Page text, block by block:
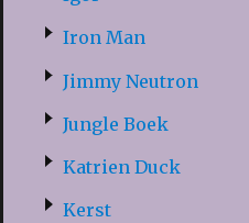
Iron Man
Jimmy Neutron
Jungle Boek
Katrien Duck
Kerst